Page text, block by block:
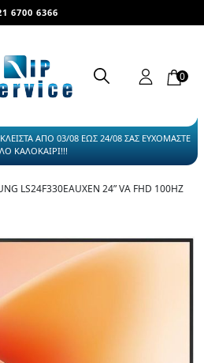
6700 6366
0
ΑΠΟ 03/08 ΕΩΣ 24/08 ΣΑΣ ΕΥΧΟΜΑΣΤΕ
ΚΑΛΟΚΑΙΡΙ!!!
LS24F330EAUXEN 24” VA FHD 100HZ